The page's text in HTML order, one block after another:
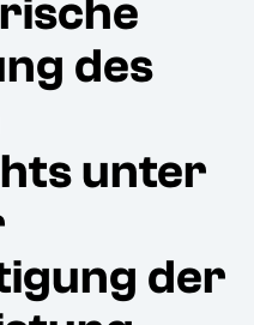
des
unter
der